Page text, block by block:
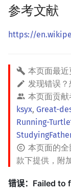
参考文献
https://
本页面最近
发现错误？
本页面贡献
ksyx, Great-
Running-
本页面的全
款下提供，附